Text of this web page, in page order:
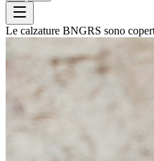
Le calzature BNGRS sono